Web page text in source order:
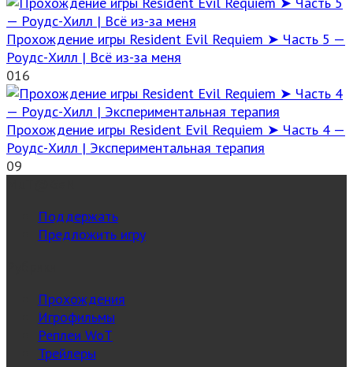
Прохождение игры Resident Evil Requiem ➤ Часть 5 —
Роудс-Хилл | Всё из-за меня
016
Прохождение игры Resident Evil Requiem ➤ Часть 4 —
Роудс-Хилл | Экспериментальная терапия
09
Поддержать
Предложить игру
Прохождения
Игрофильмы
Реплеи WoT
Трейлеры